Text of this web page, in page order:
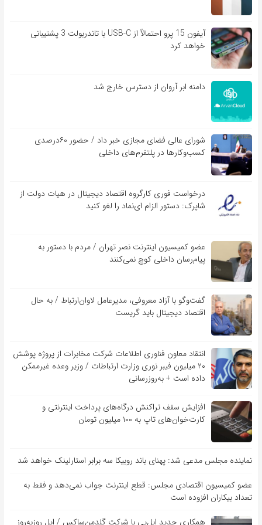
آیفون 15 پرو احتمالاً از USB-C با تاندربولت 3 پشتیبانی
خواهد کرد
دامنه ابر آروان از دسترس خارج شد
شورای عالی فضای مجازی خبر داد / حضور ۶۰درصدی
کسب‌و‌کارها در پلتفرم‌های داخلی
درخواست فوری کارگروه اقتصاد دیجیتال در هیات دولت از
شاپرک: دستور الزام ای‌نماد را لغو کنید
عضو کمیسیون اینترنت نصر تهران / مردم با دستور به
پیام‌رسان داخلی کوچ نمی‌کنند
گفت‌و‌گو با آزاد معروفی، مدیرعامل لاوان‌ارتباط / به حال
اقتصاد دیجیتال باید گریست
انتقاد معاون فناوری اطلاعات شرکت مخابرات از پروژه پوشش
۲۰ میلیون فیبر نوری وزارت ارتباطات / وزیر وعده غیرممکن
داده است + به‌روزرسانی
افزایش سقف تراکنش درگاه‌های پرداخت اینترنتی و
کارت‌خوان‌های تاپ به ۱۰۰ میلیون تومان
نماینده مجلس مدعی شد: پهنای باند روبیکا سه برابر استارلینک خواهد شد
عضو کمیسیون اقتصادی مجلس: قطع اینترنت جواب نمی‌دهد و فقط به
تعداد بیکاران افزوده است
همکاری جدید اپل‌پی با شرکت گلدمن‌ساکس / اپل روزبه‌روز